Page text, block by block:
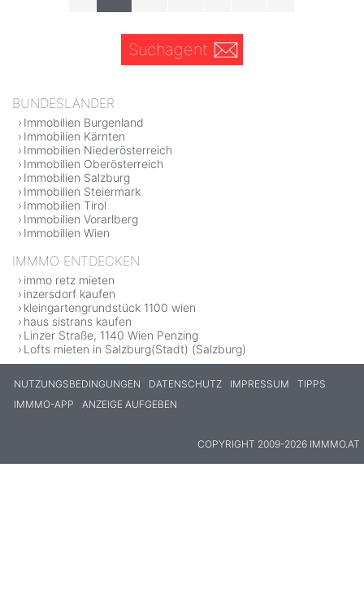
Suchagent
BUNDESLÄNDER
Immobilien Burgenland
Immobilien Kärnten
Immobilien Niederösterreich
Immobilien Oberösterreich
Immobilien Salzburg
Immobilien Steiermark
Immobilien Tirol
Immobilien Vorarlberg
Immobilien Wien
IMMMO ENTDECKEN
immo retz mieten
inzersdorf kaufen
kleingartengrundstück 1100 wien
haus sistrans kaufen
Linzer Straße, 1140 Wien Penzing
Lofts mieten in Salzburg(Stadt) (Salzburg)
NUTZUNGSBEDINGUNGEN DATENSCHUTZ IMPRESSUM
TIPPS
IMMMO-APP
ANZEIGE AUFGEBEN
COPYRIGHT 2009-2026 IMMMO.AT